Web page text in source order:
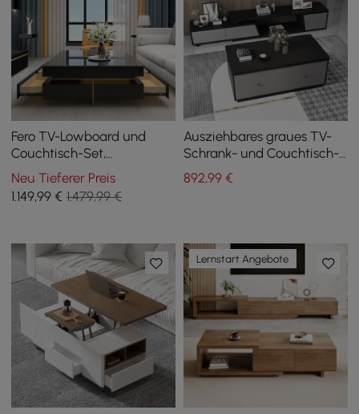
Fero TV-Lowboard und
Couchtisch-Set,
ausziehbar von 1200 mm
bis 2400 mm
Neu Tieferer Preis
1.149,99 € 1.479,99 €
Ausziehbares graues TV-
Schrank- und Couchtisch-
Set mit 3 Schubladen
892,99€
Lernstart Angebote